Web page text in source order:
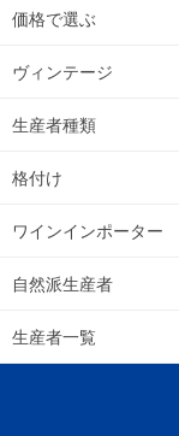
価格で選ぶ
ヴィンテージ
生産者種類
格付け
ワインインポーター
自然派生産者
生産者一覧